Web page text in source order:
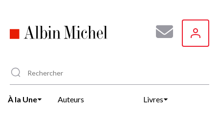
principal
À la Une Auteurs Livres